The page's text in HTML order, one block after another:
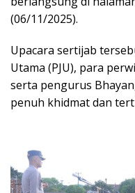
(06/11/2025).
Upacara sertijab
Utama (PJU), para
serta pengurus
penuh khidmat dan